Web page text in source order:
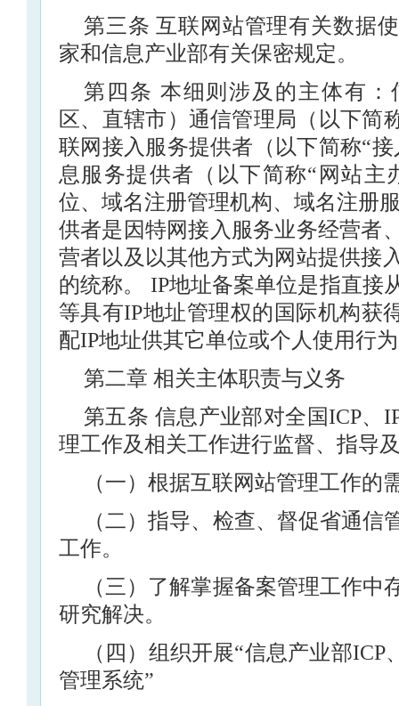
第三条 互联网站管理有关数据
家和信息产业部有关保密规定。
第四条 本细则涉及的主体有
区、直辖市）通信管理局（以下简
联网接入服务提供者（以下简称“
息服务提供者（以下简称“网站主
位、域名注册管理机构、域名注册
供者是因特网接入服务业务经营者
营者以及以其他方式为网站提供接
的统称。 IP地址备案单位是指直接
等具有IP地址管理权的国际机构获
配IP地址供其它单位或个人使用行
第二章 相关主体职责与义务
第五条 信息产业部对全国ICP、
理工作及相关工作进行监督、指导
（一）根据互联网站管理工作的
（二）指导、检查、督促省通信
工作。
（三）了解掌握备案管理工作中
研究解决。
（四）组织开展“信息产业部
管理系统”